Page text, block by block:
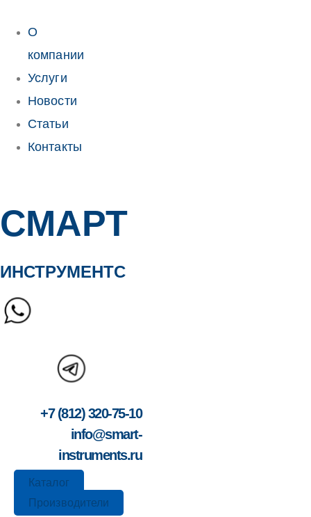
О
компании
Услуги
Новости
Статьи
Контакты
СМАРТ
ИНСТРУМЕНТС
+7 (812) 320-75-10
info@smart-
instruments.ru
Каталог
Производители